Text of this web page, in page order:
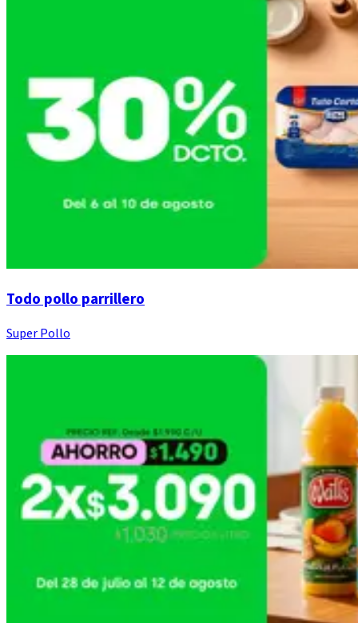
Todo pollo parrillero
Super Pollo